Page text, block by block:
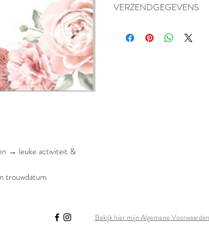
→ leuke activiteit &
trouwdatum
VERZENDGEGEVENS
Bekijk hier mijn Algemene Voorwaarden